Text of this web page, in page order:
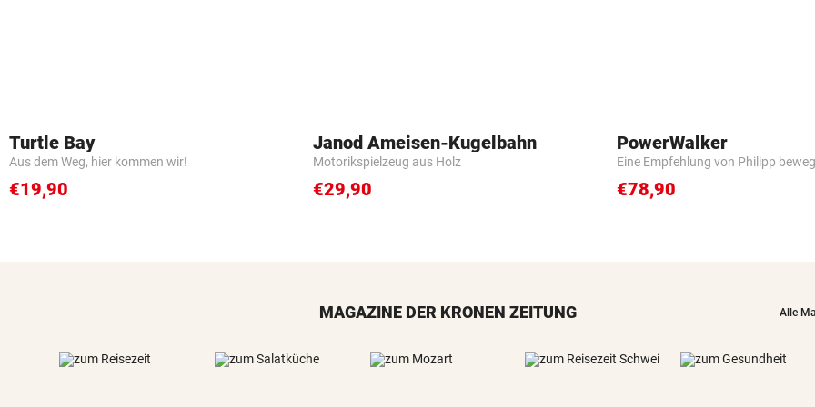
Turtle Bay
Aus dem Weg, hier kommen wir!
€19,90
Janod Ameisen-Kugelbahn
Motorikspielzeug aus Holz
€29,90
PowerWalker
Eine Empfehlung von Philipp
€78,90
MAGAZINE DER KRONEN ZEITUNG Alle